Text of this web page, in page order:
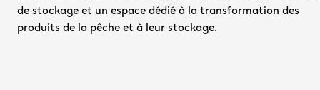
de stockage et un espace dédié à la transformation des
produits de la pêche et à leur stockage.